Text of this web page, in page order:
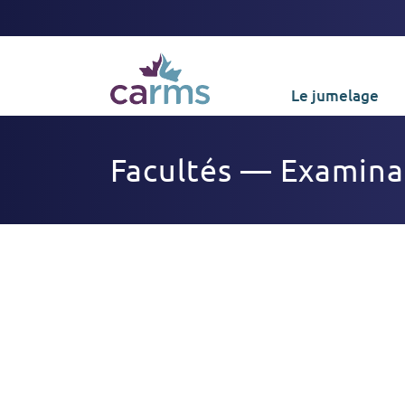
Le jumelage
Facultés —